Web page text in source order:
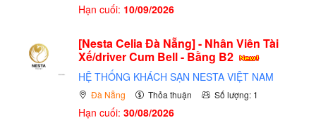
Hạn cuối: 10/09/2026
[Nesta Celia Đà Nẵng] - Nhân Viên Tài
Xế/driver Cum Bell - Bằng B2
HỆ THỐNG KHÁCH SẠN NESTA VIỆT NAM
Đà Nẵng Thỏa thuận Số lượng: 1
Hạn cuối: 30/08/2026